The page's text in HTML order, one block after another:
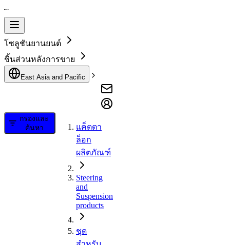
โซลูชันยานยนต์
ชิ้นส่วนหลังการขาย
East Asia and Pacific
กรองและ
ค้นหา
แค็ตตา
ล็อก
ผลิตภัณฑ์
Steering
and
Suspension
products
ชุด